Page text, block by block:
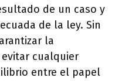
de un caso y
de la ley. Sin
la
cualquier
entre el papel